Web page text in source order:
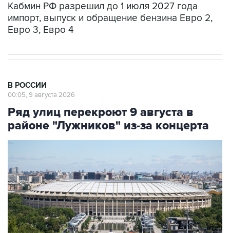
Кабмин РФ разрешил до 1 июля 2027 года
импорт, выпуск и обращение бензина Евро 2,
Евро 3, Евро 4
В РОССИИ
00:05, 9 августа 2026
Ряд улиц перекроют 9 августа в
районе "Лужников" из-за концерта